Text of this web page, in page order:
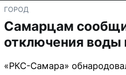
ГОРОД
Самарцам
отключения воды
«РКС-Самара»